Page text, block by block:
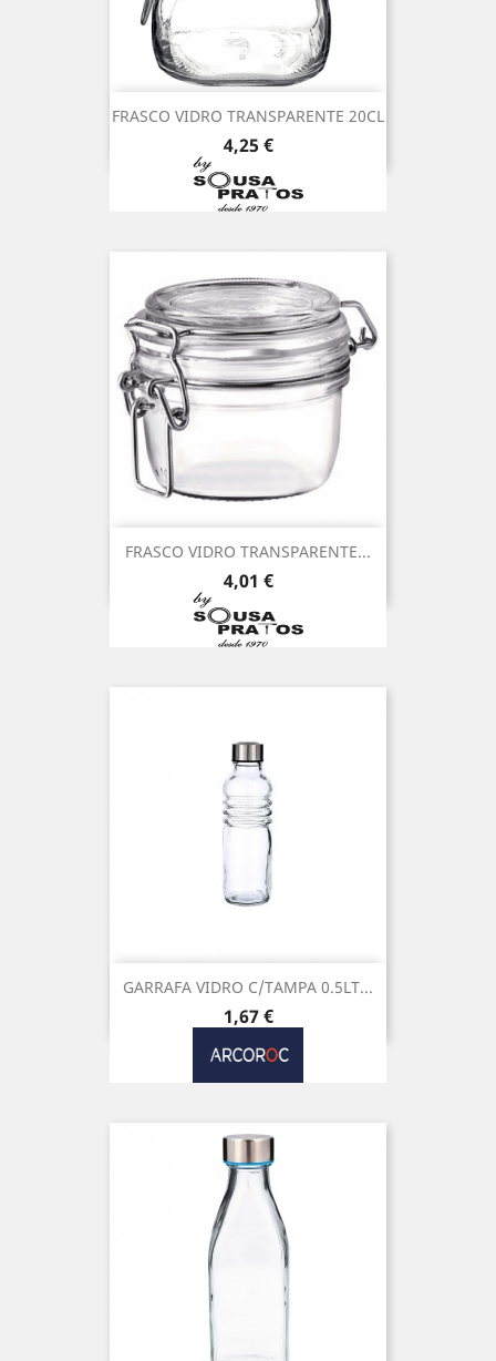
FRASCO VIDRO TRANSPARENTE 20CL
Preço
4,25 €
FRASCO VIDRO TRANSPARENTE...
Preço
4,01 €
GARRAFA VIDRO C/TAMPA 0.5LT...
Preço
1,67 €